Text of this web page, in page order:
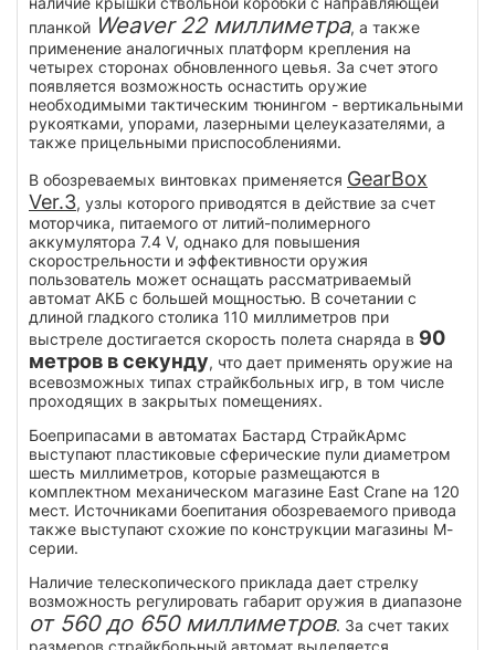
планкой Weaver 22 миллиметра, а также
применение аналогичных платформ крепления на
четырех сторонах обновленного цевья. За счет этого
появляется возможность оснастить оружие
необходимыми тактическим тюнингом - вертикальными
рукоятками, упорами, лазерными целеуказателями, а
также прицельными приспособлениями.
В обозреваемых винтовках применяется GearBox
Ver.3, узлы которого приводятся в действие за счет
моторчика, питаемого от литий-полимерного
аккумулятора 7.4 V, однако для повышения
скорострельности и эффективности оружия
пользователь может оснащать рассматриваемый
автомат АКБ с большей мощностью. В сочетании с
длиной гладкого столика 110 миллиметров при
выстреле достигается скорость полета снаряда в 90
метров в секунду, что дает применять оружие на
всевозможных типах страйкбольных игр, в том числе
проходящих в закрытых помещениях.
Боеприпасами в автоматах Бастард СтрайкАрмс
выступают пластиковые сферические пули диаметром
шесть миллиметров, которые размещаются в
комплектном механическом магазине East Crane на 120
мест. Источниками боепитания обозреваемого привода
также выступают схожие по конструкции магазины М-
серии.
Наличие телескопического приклада дает стрелку
возможность регулировать габарит оружия в диапазоне
от 560 до 650 миллиметров. За счет таких
размеров страйкбольный автомат выделяется